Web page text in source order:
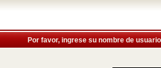
Por favor, ingrese su nombre de